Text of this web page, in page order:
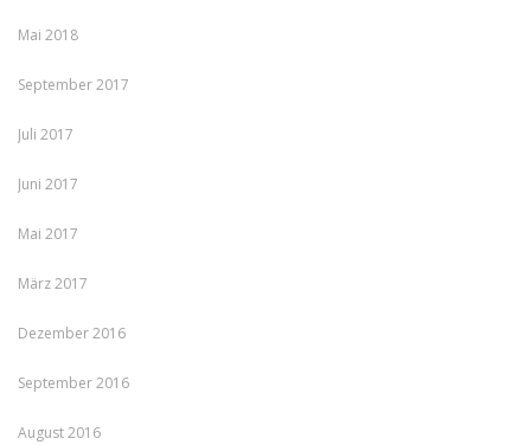
Mai 2018
September 2017
Juli 2017
Juni 2017
Mai 2017
März 2017
Dezember 2016
September 2016
August 2016